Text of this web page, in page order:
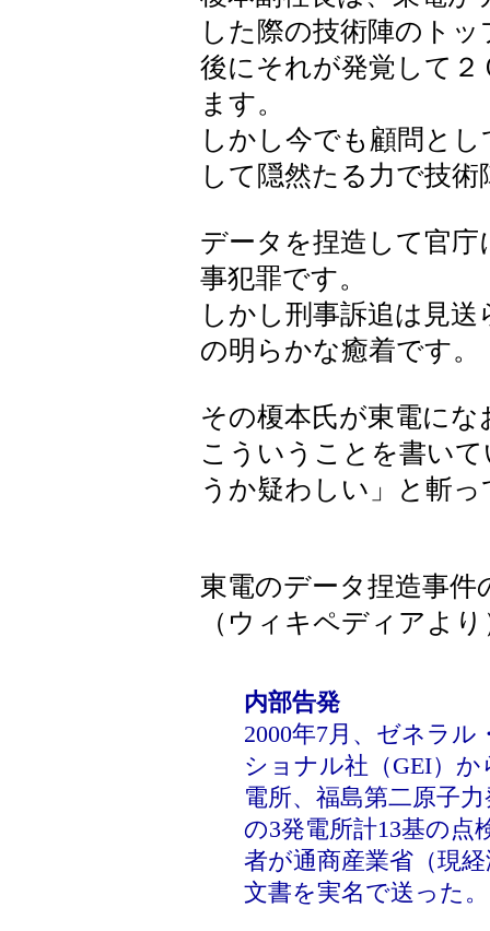
した際の技術陣のト
後にそれが発覚して
ます。
しかし今でも顧問と
して隠然たる力で技
データを捏造して官
事犯罪です。
しかし刑事訴追は見
の明らかな癒着です。
その榎本氏が東電に
こういうことを書い
うか疑わしい」と斬
東電のデータ捏造事
（ウィキペディアよ
内部告発
2000年7月、ゼネラ
ショナル社（GEI）
電所、福島第二原子
の3発電所計13基の点
者が通商産業省（現
文書を実名で送った。